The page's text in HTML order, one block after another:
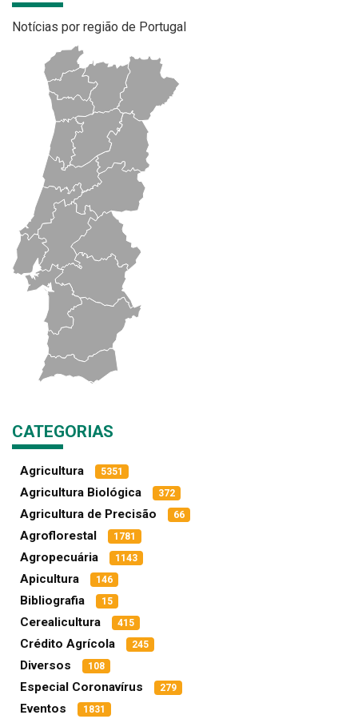
Notícias por região de Portugal
CATEGORIAS
Agricultura 5351
Agricultura Biológica 372
Agricultura de Precisão 66
Agroflorestal 1781
Agropecuária 1143
Apicultura 146
Bibliografia 15
Cerealicultura 415
Crédito Agrícola 245
Diversos 108
Especial Coronavírus 279
Eventos 1831